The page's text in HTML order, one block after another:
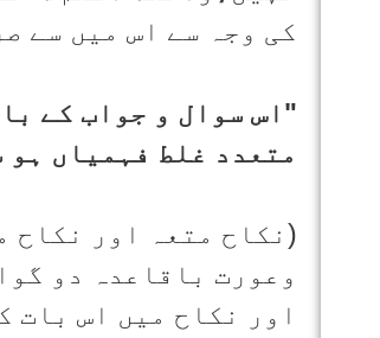
کی وجہ سے اس میں سے
"اس سوال و جواب کے
متعدد غلط فہمیاں
(نکاح متعہ اور نکاح
وعورت باقاعدہ دو
اور نکاح میں اس بات